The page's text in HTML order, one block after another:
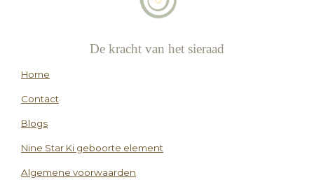
De kracht van het sieraad
Home
Contact
Blogs
Nine Star Ki geboorte element
Algemene voorwaarden